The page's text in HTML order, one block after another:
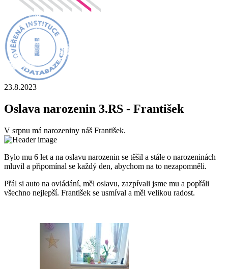
23.8.2023
Oslava narozenin 3.RS - František
V srpnu má narozeniny náš František.
Bylo mu 6 let a na oslavu narozenin se těšil a stále o narozeninách
mluvil a připomínal se každý den, abychom na to nezapomněli.
Přál si auto na ovládání, měl oslavu, zazpívali jsme mu a popřáli
všechno nejlepší. František se usmíval a měl velikou radost.